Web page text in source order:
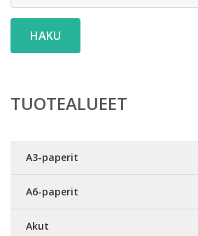
HAKU
TUOTEALUEET
A3-paperit
A6-paperit
Akut